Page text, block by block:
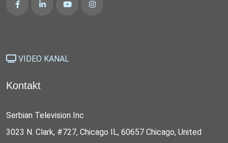
VIDEO KANAL
Kontakt
Serbian Television Inc
3023 N. Clark, #727, Chicago IL, 60657 Chicago, United